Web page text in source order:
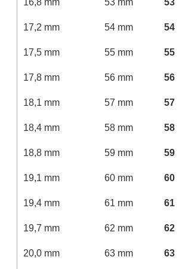
16,8 mm 53 mm 53
17,2 mm 54 mm 54
17,5 mm 55 mm 55
17,8 mm 56 mm 56
18,1 mm 57 mm 57
18,4 mm 58 mm 58
18,8 mm 59 mm 59
19,1 mm 60 mm 60
19,4 mm 61 mm 61
19,7 mm 62 mm 62
20,0 mm 63 mm 63